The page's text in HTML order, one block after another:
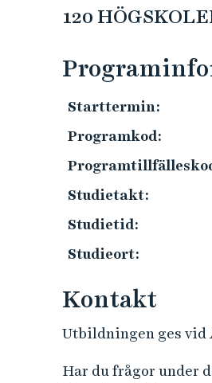
120
Starttermin:
Programkod:
Studietakt:
Studietid:
Studieort:
Kontakt
Utbildningen ges vid
Har du frågor under